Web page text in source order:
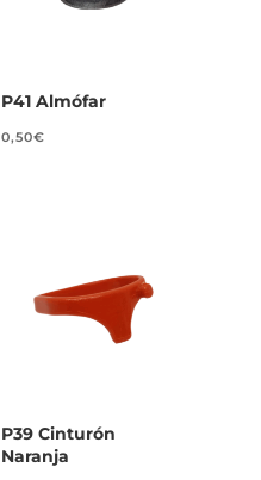
P41 Almófar
0,50€
P39 Cinturón
Naranja